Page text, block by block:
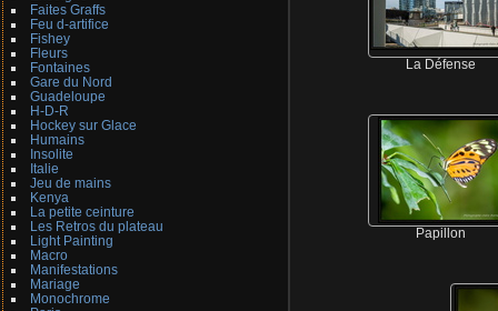
Faites Graffs
Feu d-artifice
Fishey
Fleurs
Fontaines
Gare du Nord
Guadeloupe
H-D-R
Hockey sur Glace
Humains
Insolite
Italie
Jeu de mains
Kenya
La petite ceinture
Les Retros du plateau
Light Painting
Macro
Manifestations
Mariage
Monochrome
La Défense
Papillon